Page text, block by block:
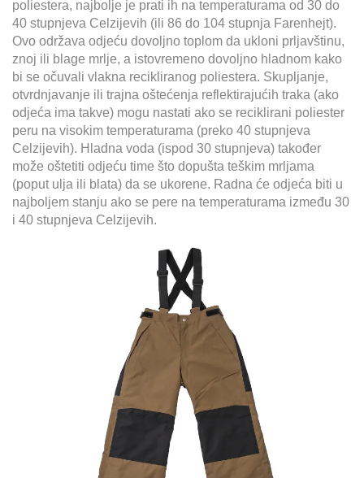
poliestera, najbolje je prati ih na temperaturama od 30 do
40 stupnjeva Celzijevih (ili 86 do 104 stupnja Farenhejt).
Ovo održava odjeću dovoljno toplom da ukloni prljavštinu,
znoj ili blage mrlje, a istovremeno dovoljno hladnom kako
bi se očuvali vlakna recikliranog poliestera. Skupljanje,
otvrdnjavanje ili trajna oštećenja reflektirajućih traka (ako
odjeća ima takve) mogu nastati ako se reciklirani poliester
peru na visokim temperaturama (preko 40 stupnjeva
Celzijevih). Hladna voda (ispod 30 stupnjeva) također
može oštetiti odjeću time što dopušta teškim mrljama
(poput ulja ili blata) da se ukorene. Radna će odjeća biti u
najboljem stanju ako se pere na temperaturama između 30
i 40 stupnjeva Celzijevih.